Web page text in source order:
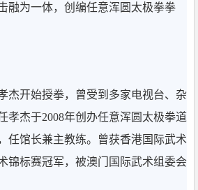
融为一体，创编任意浑圆太极拳拳
杰开始授拳，曾受到多家电视台、杂
孝杰于2008年创办任意浑圆太极拳道
任馆长兼主教练。曾获香港国际武术
锦标赛冠军，被澳门国际武术组委会